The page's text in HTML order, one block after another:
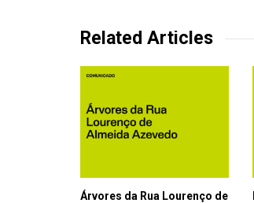
Related Articles
Árvores da Rua Lourenço de